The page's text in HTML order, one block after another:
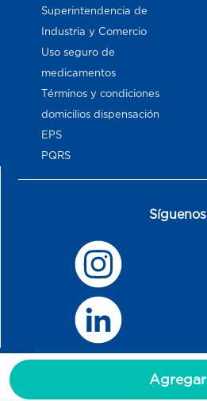
Agregar
Superintendencia de
Industria y Comercio
Uso seguro de
medicamentos
Términos y condiciones
domicilios dispensación
EPS
PQRS
Síguenos